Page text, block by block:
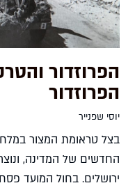
הפרוזדור
הפרוזדור
יוסי שפנייר
בצל טראומת המצור
החדשים של המדינה,